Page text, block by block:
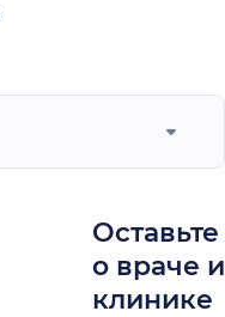
о враче
клинике